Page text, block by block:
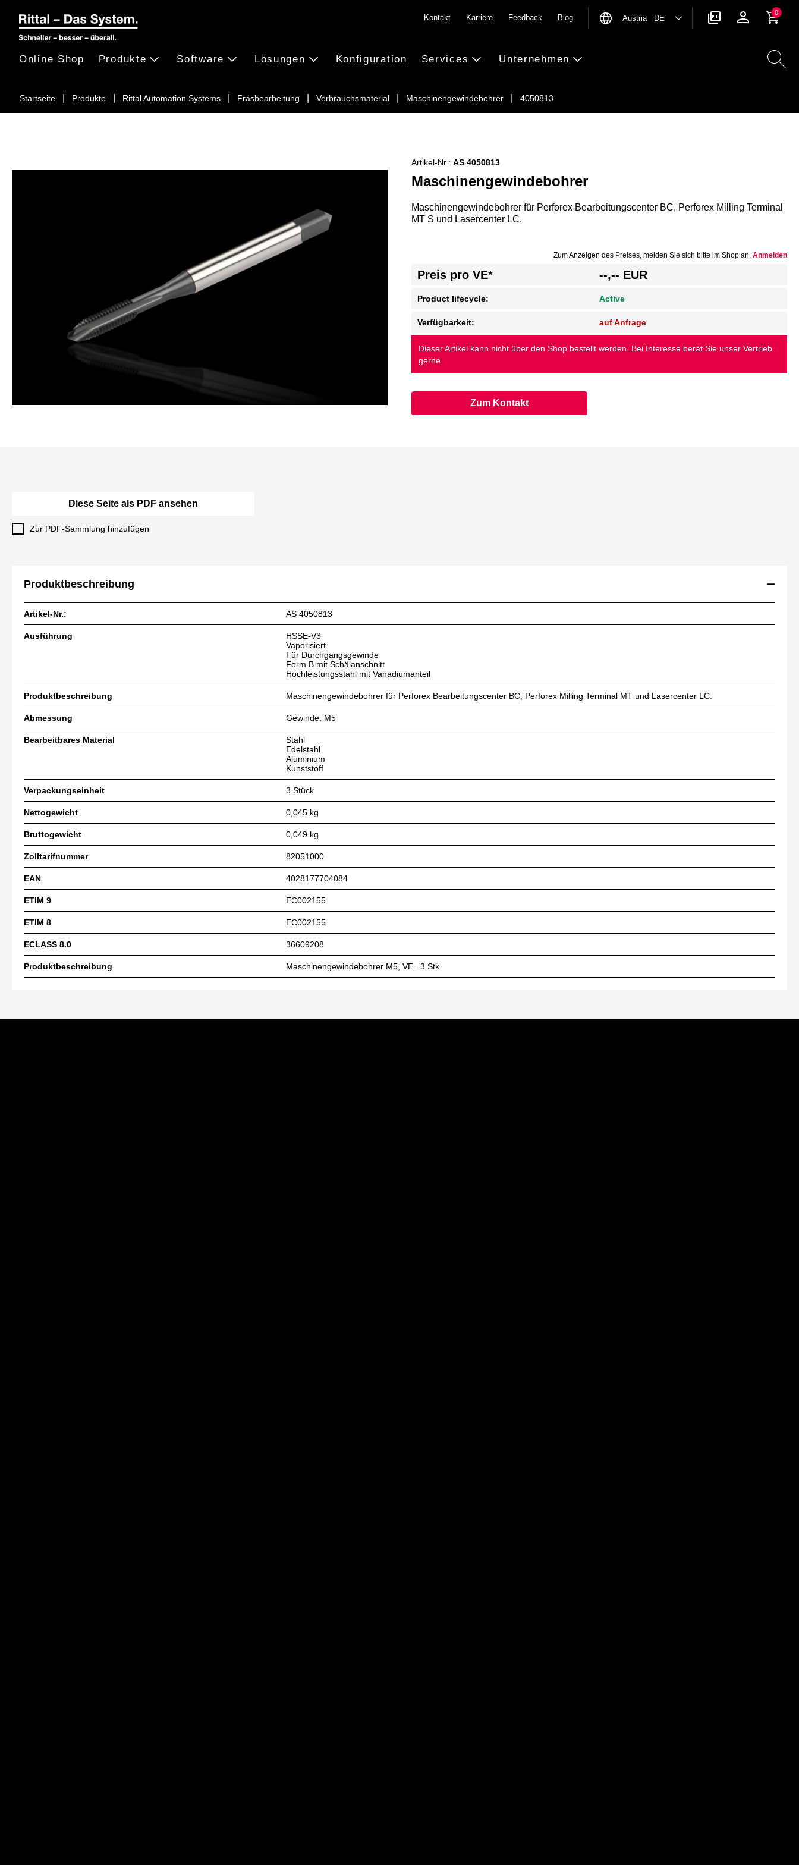
Startseite Produkte Rittal Automation Systems Fräsbearbeitung Verbrauchsmaterial Maschinengewindebohrer 4050813
Online Shop Produkte Software Lösungen Konfiguration Services Unternehmen
Kontakt Karriere Feedback Blog Austria DE
0
Maschinengewindebohrer
Artikel-Nr.: AS 4050813
Maschinengewindebohrer für Perforex Bearbeitungscenter BC, Perforex Milling Terminal
MT S und Lasercenter LC.
Zum Anzeigen des Preises, melden Sie sich bitte im Shop an. Anmelden
Preis pro VE* --,-- EUR
Product lifecycle: Active
Verfügbarkeit: auf Anfrage
Dieser Artikel kann nicht über den Shop bestellt werden. Bei Interesse berät Sie unser Vertrieb
gerne.
Zum Kontakt
Diese Seite als PDF ansehen
Zur PDF-Sammlung hinzufügen
Produktbeschreibung
Artikel-Nr.: AS 4050813
Ausführung
HSSE-V3
Vaporisiert
Für Durchgangsgewinde
Form B mit Schälanschnitt
Hochleistungsstahl mit Vanadiumanteil
Produktbeschreibung Maschinengewindebohrer für Perforex Bearbeitungscenter BC, Perforex Milling Terminal MT und Lasercenter LC.
Abmessung Gewinde: M5
Bearbeitbares Material
Stahl
Edelstahl
Aluminium
Kunststoff
Verpackungseinheit 3 Stück
Nettogewicht 0,045 kg
Bruttogewicht 0,049 kg
Zolltarifnummer 82051000
EAN 4028177704084
ETIM 9 EC002155
ETIM 8 EC002155
ECLASS 8.0 36609208
Produktbeschreibung Maschinengewindebohrer M5, VE= 3 Stk.